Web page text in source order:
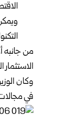
من جانبه
وكان
في مجالات